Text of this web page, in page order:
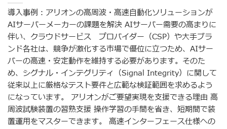
導入事例：アリオンの高周波・高速自動化ソリューションが
AIサーバーメーカーの課題を解決 AIサーバー需要の高まりに
伴い、クラウドサービス プロバイダー（CSP）や大手ブラ
ンド各社は、競争が激化する市場で優位に立つため、AIサー
バーの高速・安定動作を維持する必要があります。そのた
め、シグナル・インテグリティ（Signal Integrity）に関して
従来以上に厳格なテスト要件と広範な検証範囲を求めるよう
になっています。 アリオンがご要望実現を支援できる理由 高
周波試験装置の習熟支援 操作学習の手間を省き、短期間で装
置運用をマスターできます。 高速インターフェース仕様への